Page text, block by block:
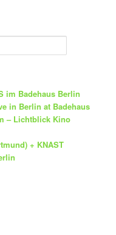
im Badehaus Berlin
in Berlin at Badehaus
– Lichtblick Kino
+ KNAST